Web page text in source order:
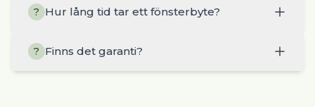
? Hur lång tid tar ett fönsterbyte?
? Finns det garanti?